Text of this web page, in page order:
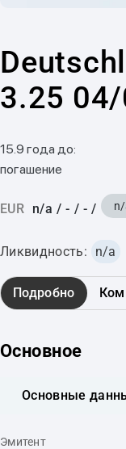
3.25
15.9 года до:
погашение
EUR n/a / - / - /
Ликвидность: n/a
Подробно
Основное
Основные
Эмитент